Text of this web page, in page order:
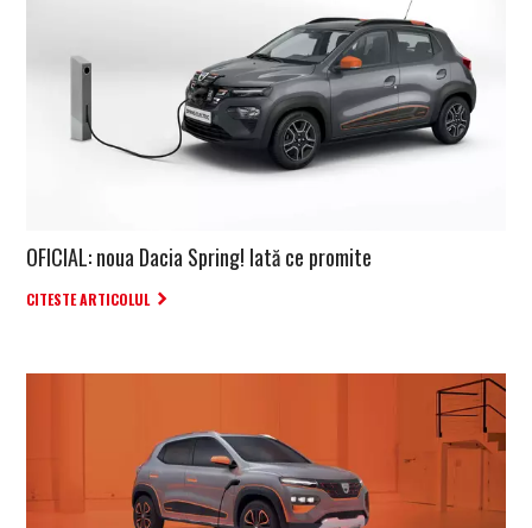
OFICIAL: noua Dacia Spring! Iată ce promite
CITESTE ARTICOLUL